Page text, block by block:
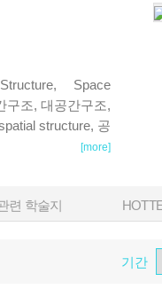
Space
구조, 대공간구조,
structure, 공
Space
공간구조. 아
Arrangement,
[more]
련 학술지
기간